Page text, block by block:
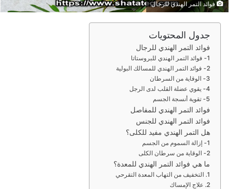
ل
و
ا
فوائد التمر الهندي للرجال
جدول المحتويات
فوائد التمر الهندي للرجال
1- فوائد التمر الهندي للبروستاتا
2- فوائد التمر الهندي للمسالك البولية
3- الوقاية من السرطان
4- يقوي عضلة القلب لدى الرجل
5- تقوية أنسجة الجسم
فوائد التمر الهندي للمفاصل
فوائد التمر الهندي للجنس
هل التمر الهندي مفيد للكلى؟
1- إزالة السموم من الجسم
2- الوقاية من سرطان الكلى
ما هي فوائد التمر الهندي للمعدة؟
1. التخفيف من التهاب المعدة التقرحي
2. علاج الإمساك